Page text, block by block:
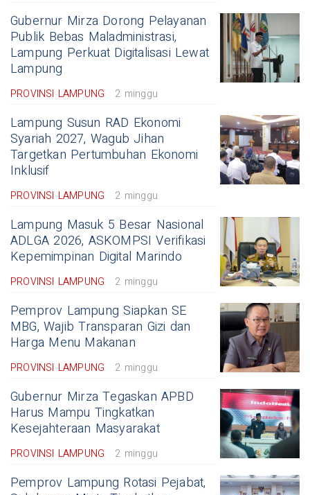
Gubernur Mirza Dorong Pelayanan
Publik Bebas Maladministrasi,
Lampung Perkuat Digitalisasi Lewat
Lampung
PROVINSI LAMPUNG 2 minggu
Lampung Susun RAD Ekonomi
Syariah 2027, Wagub Jihan
Targetkan Pertumbuhan Ekonomi
Inklusif
PROVINSI LAMPUNG 2 minggu
Lampung Masuk 5 Besar Nasional
ADLGA 2026, ASKOMPSI Verifikasi
Kepemimpinan Digital Marindo
PROVINSI LAMPUNG 2 minggu
Pemprov Lampung Siapkan SE
MBG, Wajib Transparan Gizi dan
Harga Menu Makanan
PROVINSI LAMPUNG 2 minggu
Gubernur Mirza Tegaskan APBD
Harus Mampu Tingkatkan
Kesejahteraan Masyarakat
PROVINSI LAMPUNG 2 minggu
Pemprov Lampung Rotasi Pejabat,